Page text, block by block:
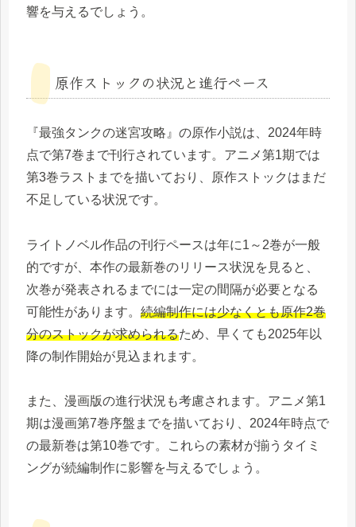
響を与えるでしょう。
原作ストックの状況と進行ペース
『最強タンクの迷宮攻略』の原作小説は、2024年時
点で第7巻まで刊行されています。アニメ第1期では
第3巻ラストまでを描いており、原作ストックはまだ
不足している状況です。
ライトノベル作品の刊行ペースは年に1～2巻が一般
的ですが、本作の最新巻のリリース状況を見ると、
次巻が発表されるまでには一定の間隔が必要となる
可能性があります。 続編制作には少なくとも原作2巻
分のストックが求められるため、早くても2025年以
降の制作開始が見込まれます。
また、漫画版の進行状況も考慮されます。アニメ第1
期は漫画第7巻序盤までを描いており、2024年時点で
の最新巻は第10巻です。これらの素材が揃うタイミ
ングが続編制作に影響を与えるでしょう。